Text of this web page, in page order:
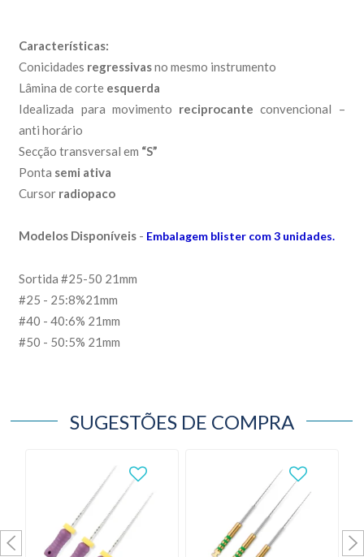
Características:
Conicidades regressivasno mesmo instrumento
Lâmina de corte esquerda
Idealizada para movimento reciprocanteconvencional –
anti horário
Secção transversal em “S”
Ponta semi ativa
Cursor radiopaco
Modelos Disponíveis - Embalagem blister com 3 unidades.
Sortida #25-50 21mm
#25 - 25:8%21mm
#40 - 40:6% 21mm
#50 - 50:5% 21mm
SUGESTÕES DE COMPRA